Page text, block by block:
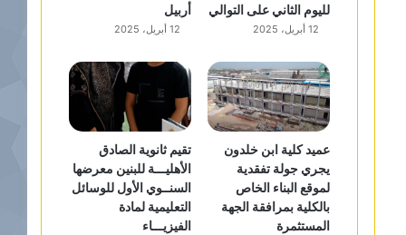
لليوم الثاني على التوالي
12 أبريل، 2025
أربيل
12 أبريل، 2025
عميد كلية ابن خلدون
يجري جولة تفقدية
لموقع البناء الخاص
بالكلية بمرافقة الجهة
المستثمرة
تقيم ثانوية الصادق
الأهليـــة للبنين معرضها
السنــوي الأول للوسائل
التعليمية لمادة
الفيزيـــاء